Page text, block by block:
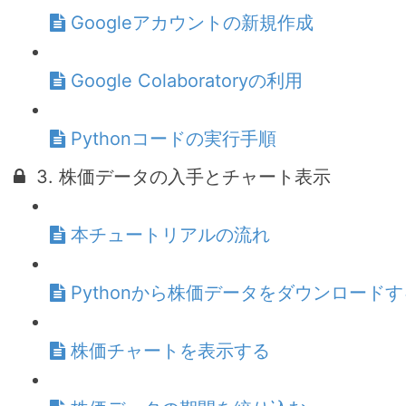
Googleアカウントの新規作成
Google Colaboratoryの利用
Pythonコードの実行手順
3. 株価データの入手とチャート表示
本チュートリアルの流れ
Pythonから株価データをダウンロード
株価チャートを表示する